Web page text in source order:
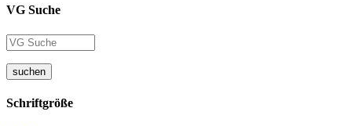
VG Suche
suchen
Schriftgröße